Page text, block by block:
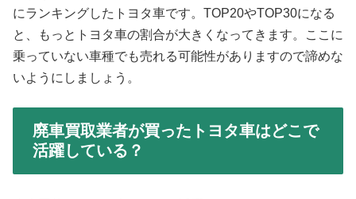
にランキングしたトヨタ車です。TOP20やTOP30になる
と、もっとトヨタ車の割合が大きくなってきます。ここに
乗っていない車種でも売れる可能性がありますので諦めな
いようにしましょう。
廃車買取業者が買ったトヨタ車はどこで
活躍している？